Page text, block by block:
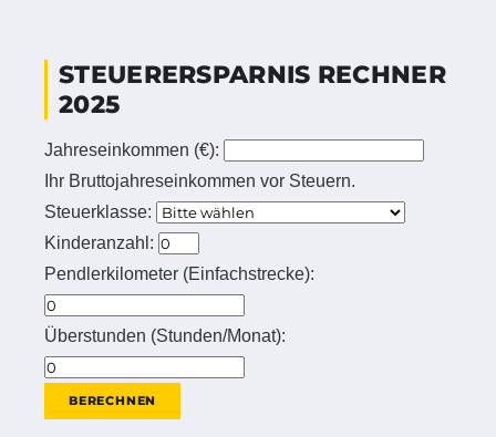
STEUERERSPARNIS RECHNER
2025
Jahreseinkommen (€):
Ihr Bruttojahreseinkommen vor Steuern.
Steuerklasse:
Kinderanzahl:
Pendlerkilometer (Einfachstrecke):
Überstunden (Stunden/Monat):
BERECHNEN